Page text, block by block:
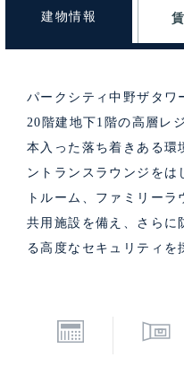
建物情報
パークシティ中野ザタワ
20階建地下1階の高層レ
本入った落ち着きある環
ントランスラウンジをは
トルーム、ファミリー
共用施設を備え、さらに
る高度なセキュリティを